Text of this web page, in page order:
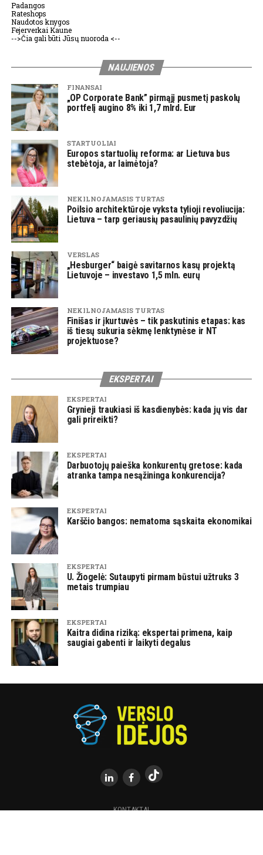
Padangos
Rateshops
Naudotos knygos
Fejerverkai Kaune
-->Čia gali būti Jūsų nuoroda <--
NAUJIENOS
FINANSAI
„OP Corporate Bank” pirmąjį pusmetį paskolų
portfelį augino 8% iki 1,7 mlrd. Eur
STARTUOLIAI
Europos startuolių reforma: ar Lietuva bus
stebėtoja, ar laimėtoja?
NEKILNOJAMASIS TURTAS
Poilsio architektūroje vyksta tylioji revoliucija:
Lietuva – tarp geriausių pasaulinių pavyzdžių
VERSLAS
„Hesburger“ baigė savitarnos kasų projektą
Lietuvoje – investavo 1,5 mln. eurų
NEKILNOJAMASIS TURTAS
Finišas ir įkurtuvės – tik paskutinis etapas: kas
iš tiesų sukuria sėkmę lenktynėse ir NT
projektuose?
EKSPERTAI
EKSPERTAI
Grynieji traukiasi iš kasdienybės: kada jų vis dar
gali prireikti?
EKSPERTAI
Darbuotojų paieška konkurentų gretose: kada
atranka tampa nesąžininga konkurencija?
EKSPERTAI
Karščio bangos: nematoma sąskaita ekonomikai
EKSPERTAI
U. Žiogelė: Sutaupyti pirmam būstui užtruks 3
metais trumpiau
EKSPERTAI
Kaitra didina riziką: ekspertai primena, kaip
saugiai gabenti ir laikyti degalus
KONTAKTAI